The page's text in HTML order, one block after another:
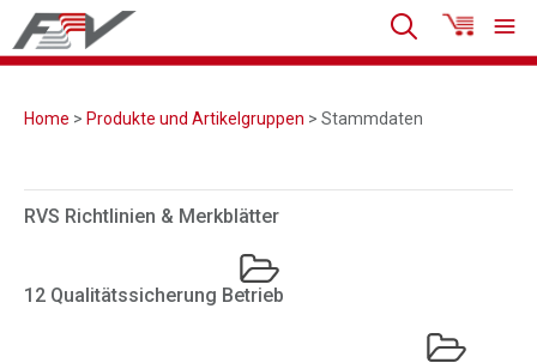
Home > Produkte und Artikelgruppen > Stammdaten
RVS Richtlinien & Merkblätter
12 Qualitätssicherung Betrieb